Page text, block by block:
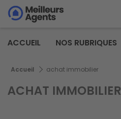
Aller
au
principal
Aller au
principal
Agents
ACCUEIL NOS RUBRIQUES
Fil d'Ariane
Accueil achat immobilier
ACHAT IMMOBILIER